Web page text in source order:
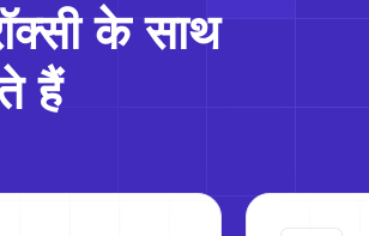
के साथ
हैं